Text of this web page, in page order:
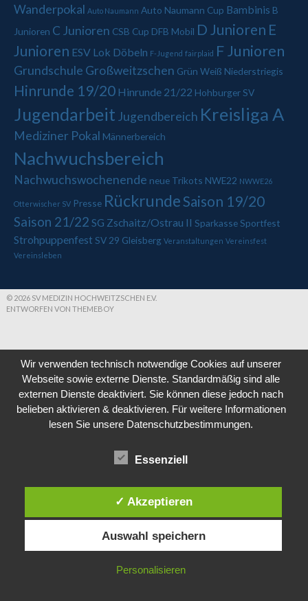
Wanderpokal Auto Naumann Auto Naumann Cup Bambinis B
Junioren C Junioren CSB Cup DFB Mobil D Junioren E
Junioren ESV Lok Döbeln F-Jugend fairplaid F Junioren
Grundschule Großweitzschen Grün Weiß Niederstriegis
Hinrunde 19/20 Hinrunde 21/22 Hohburger SV
Jugendarbeit Jugendbereich Kreisliga A
Mediziner Pokal Männerbereich
Nachwuchsbereich
Nachwuchswochenende neue Trikots NWE22 NWWE26
Otterwischer SV Presse RückrundeSaison 19/20
Saison 21/22 SG Zschaitz/Ostrau II SparkasseSportfest
Strohpuppenfest SV 29 Gleisberg Veranstaltungen Vereinsfest
Vereinsleben
© 2026 SV MEDIZIN HOCHWEITZSCHEN E.V.
ENTWORFEN VON THEMEBOY
Wir verwenden technisch notwendige Cookies auf unserer
Webseite sowie externe Dienste. Standardmäßig sind alle
externen Dienste deaktiviert. Sie können diese jedoch nach
belieben aktivieren & deaktivieren. Für weitere Informationen
lesen Sie unsere Datenschutzbestimmungen.
Essenziell
✓ Akzeptieren
Auswahl speichern
Personalisieren